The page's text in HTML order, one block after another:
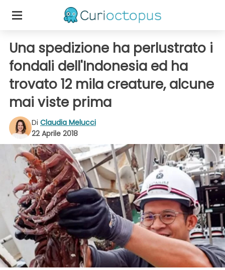
Una spedizione ha perlustrato i
fondali dell'Indonesia ed ha
trovato 12 mila creature, alcune
mai viste prima
Di Claudia Melucci
22 Aprile 2018